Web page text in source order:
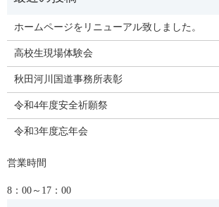
ホームページをリニューアル致しました。
高校生現場体験会
秋田河川国道事務所表彰
令和4年度安全祈願祭
令和3年度忘年会
営業時間
8：00～17：00